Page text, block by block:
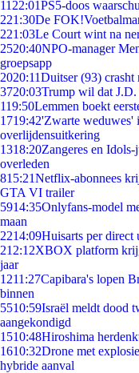
11 22:01PS5-doos
221:30De
221:03Le Court wint na
2520:40NPO-manager
groepsapp
2020:11Duitser (93) crasht
3720:03Trump wil dat
119:50Lemmen boekt
1719:42'Zwarte weduwes'
overlijdensuitkering
1318:20Zangeres en
overleden
815:21Netflix-abonnees
GTA VI trailer
5914:35Onlyfans-model
maan
2214:09Huisarts per direct
212:12XBOX platform
jaar
1211:27Capibara's lopen
binnen
5510:59Israël meldt dood
aangekondigd
1510:48Hiroshima
1610:32Drone met
hybride aanval